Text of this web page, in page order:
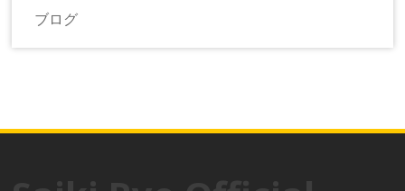
ブログ